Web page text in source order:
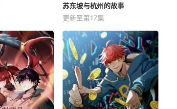
苏东坡与杭州的故事
更新至第17集